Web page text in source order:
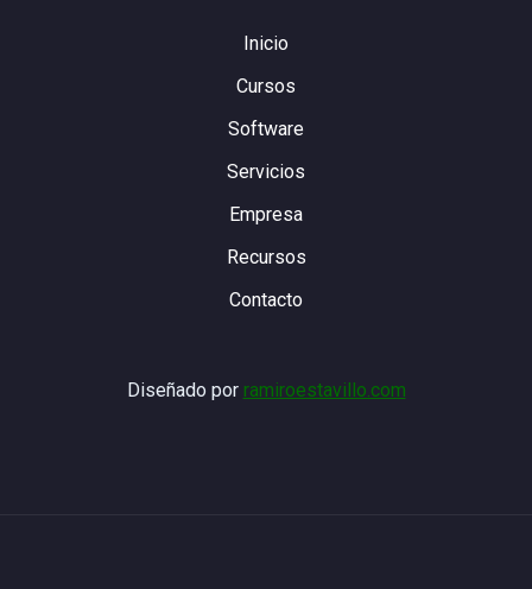
Inicio
Cursos
Software
Servicios
Empresa
Recursos
Contacto
Diseñado por ramiroestavillo.com